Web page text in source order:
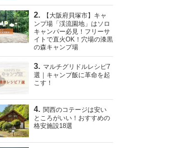
【大阪府貝塚市】キャ
ンプ場「渓流園地」はソロ
キャンパー必見！フリーサ
イトで直火OK！穴場の漆黒
の森キャンプ場
マルチグリドルレシピ7
選｜キャンプ飯に革命を起
こす！
関西のコテージは安い
ところがいい！おすすめの
格安施設18選